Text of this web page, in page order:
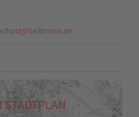
@heilbronn.de
STADTPLAN